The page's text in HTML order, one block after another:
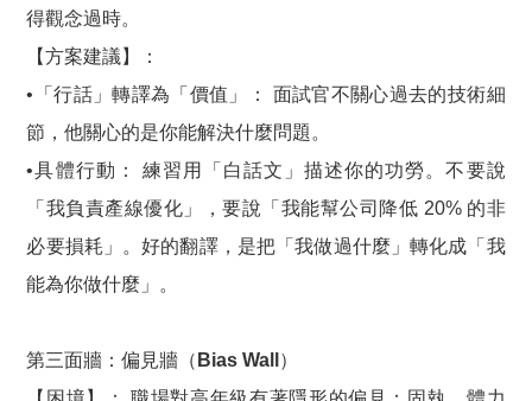
得觀念過時。
【方案建議】：
•「行話」轉譯為「價值」： 面試官不關心過去的技術細
節，他關心的是你能解決什麼問題。
•具體行動： 練習用「白話文」描述你的功勞。不要說
「我負責產線優化」，要說「我能幫公司降低 20% 的非
必要損耗」。好的翻譯，是把「我做過什麼」轉化成「我
能為你做什麼」。
第三面牆：偏見牆（Bias Wall）